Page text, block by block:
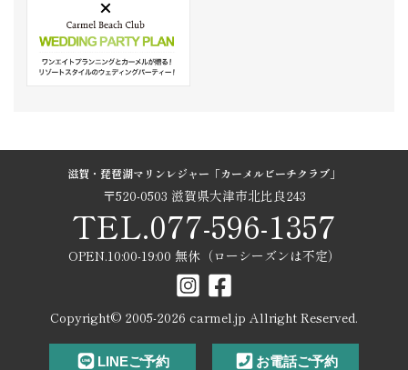
滋賀・琵琶湖マリンレジャー「カーメルビーチクラブ」
〒520-0503 滋賀県大津市北比良243
TEL.077-596-1357
OPEN.10:00-19:00 無休（ローシーズンは不定）
Copyright© 2005-2026 carmel.jp Allright Reserved.
LINEご予約 お電話ご予約